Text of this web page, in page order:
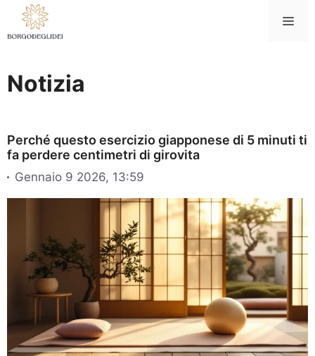
contenuto
Notizia
Perché questo esercizio giapponese di 5 minuti ti
fa perdere centimetri di girovita
Gennaio 9 2026, 13:59